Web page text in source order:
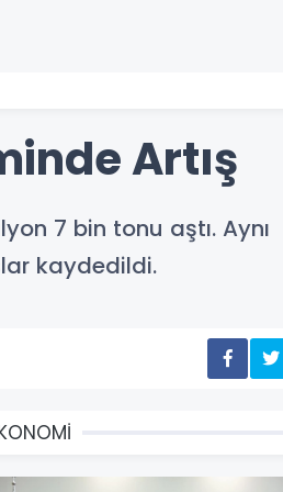
Artış
7 bin tonu aştı. Aynı
kaydedildi.